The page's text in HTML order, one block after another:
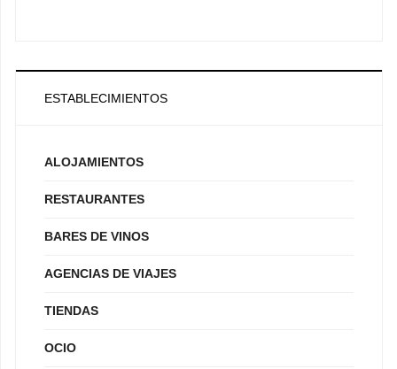
ESTABLECIMIENTOS
ALOJAMIENTOS
RESTAURANTES
BARES DE VINOS
AGENCIAS DE VIAJES
TIENDAS
OCIO